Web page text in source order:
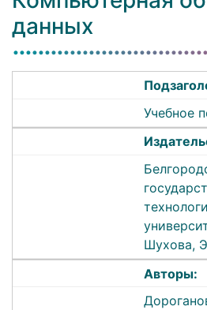
данных
Учебное
Шухова,
Авторы: